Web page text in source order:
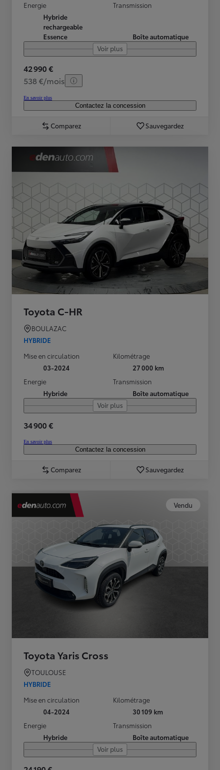
Energie
Hybride
rechargeable
Essence
Transmission
Boîte automatique
Voir plus
42 990 €
538 €/mois
En savoir plus
Contactez la concession
Comparez Sauvegardez
Toyota C-HR
BOULAZAC
HYBRIDE
Mise en circulation
03-2024
Kilométrage
27 000 km
Energie
Hybride
Transmission
Boîte automatique
Voir plus
34 900 €
En savoir plus
Contactez la concession
Comparez Sauvegardez
Vendu
Toyota Yaris Cross
TOULOUSE
HYBRIDE
Mise en circulation
04-2024
Kilométrage
30 109 km
Energie
Hybride
Transmission
Boîte automatique
Voir plus